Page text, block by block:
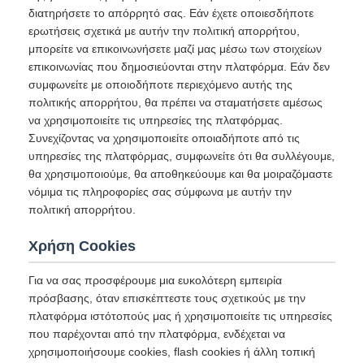
διατηρήσετε το απόρρητό σας. Εάν έχετε οποιεσδήποτε
ερωτήσεις σχετικά με αυτήν την πολιτική απορρήτου,
μπορείτε να επικοινωνήσετε μαζί μας μέσω των στοιχείων
επικοινωνίας που δημοσιεύονται στην πλατφόρμα. Εάν δεν
συμφωνείτε με οποιοδήποτε περιεχόμενο αυτής της
πολιτικής απορρήτου, θα πρέπει να σταματήσετε αμέσως
να χρησιμοποιείτε τις υπηρεσίες της πλατφόρμας.
Συνεχίζοντας να χρησιμοποιείτε οποιαδήποτε από τις
υπηρεσίες της πλατφόρμας, συμφωνείτε ότι θα συλλέγουμε,
θα χρησιμοποιούμε, θα αποθηκεύουμε και θα μοιραζόμαστε
νόμιμα τις πληροφορίες σας σύμφωνα με αυτήν την
πολιτική απορρήτου.
Χρήση Cookies
Για να σας προσφέρουμε μια ευκολότερη εμπειρία
πρόσβασης, όταν επισκέπτεστε τους σχετικούς με την
πλατφόρμα ιστότοπούς μας ή χρησιμοποιείτε τις υπηρεσίες
που παρέχονται από την πλατφόρμα, ενδέχεται να
χρησιμοποιήσουμε cookies, flash cookies ή άλλη τοπική